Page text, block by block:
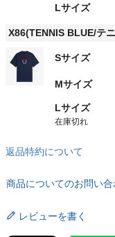
Lサイズ
X86(TENNIS BLUE/テ
Sサイズ
Mサイズ
Lサイズ
在庫切れ
返品特約について
商品についてのお問い合
レビューを書く